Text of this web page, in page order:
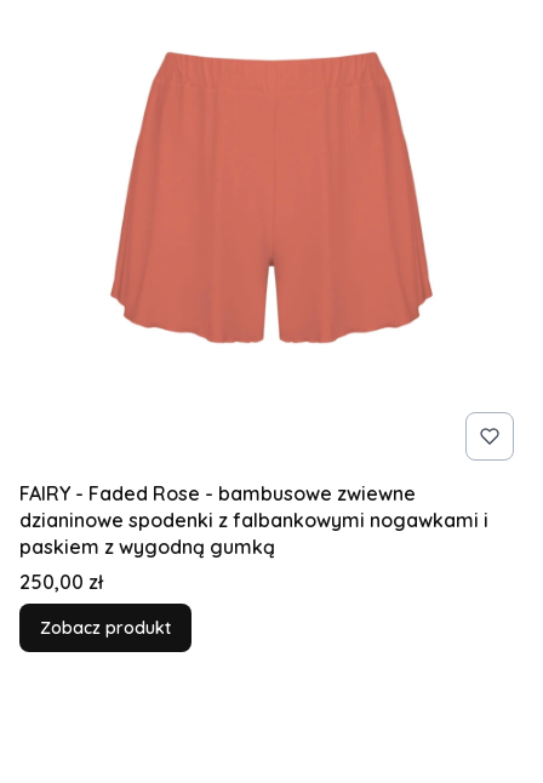
FAIRY - Faded Rose - bambusowe zwiewne
dzianinowe spodenki z falbankowymi nogawkami i
paskiem z wygodną gumką
Cena
250,00 zł
Zobacz produkt